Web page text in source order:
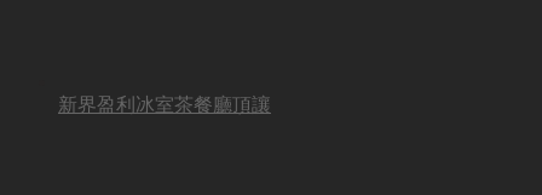
新界盈利冰室茶餐廳頂讓